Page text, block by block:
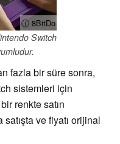
ⓘ 8BitDo
Switch
fazla bir süre sonra,
sistemleri için
renkte satın
ve fiyatı orijinal